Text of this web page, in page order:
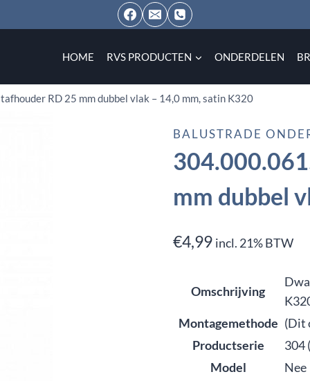
HOME RVS PRODUCTEN ONDERDELEN
RD 25 mm dubbel vlak – 14,0 mm, satin K320
BALUSTRADE
mm dubbel
€4,99 incl. 21% BTW
Omschrijving
Montagemethode (Dit
Productserie
304
Model
Nee